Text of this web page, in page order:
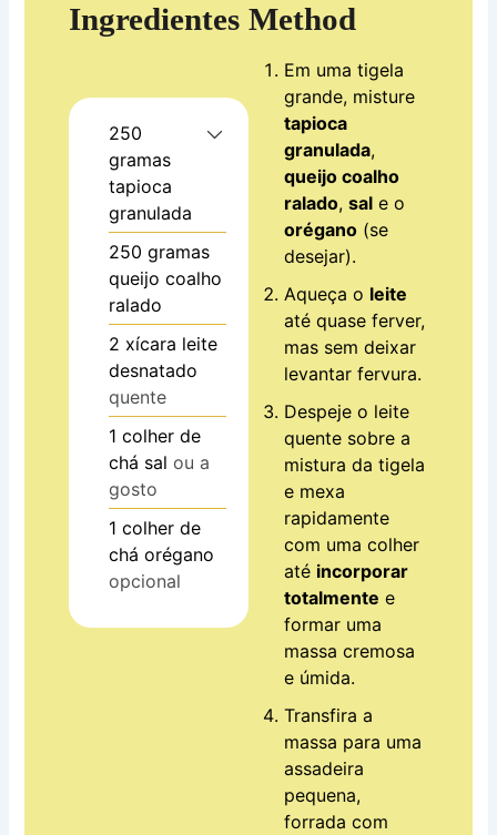
Ingredientes
250
gramas
tapioca
granulada
250 gramas
queijo coalho
ralado
2 xícara leite
desnatado
quente
1 colher de
chá sal ou a
gosto
1 colher de
chá orégano
opcional
Method
Em uma tigela
grande, misture
tapioca
granulada,
queijo coalho
ralado, sal e o
orégano (se
desejar).
Aqueça o leite
até quase ferver,
mas sem deixar
levantar fervura.
Despeje o leite
quente sobre a
mistura da tigela
e mexa
rapidamente
com uma colher
até incorporar
totalmente e
formar uma
massa cremosa
e úmida.
Transfira a
massa para uma
assadeira
pequena,
forrada com